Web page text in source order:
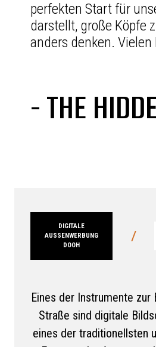
perfekten Start für
darstellt, große Köpfe
anders denken. Vielen
- THE
DIGITALE
AUSSENWERBUNG D
OOH
/
Eines der Instrumente zur
Straße sind digitale
eines der traditionellsten